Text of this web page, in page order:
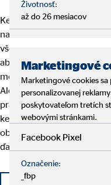
Keď u nás začínate,
našich školení pre
všetko, čo budete pre
absolventov vysokých škôl
môžu aplikovať svoje
Alebo chcete po dlhšej
práce? Žiaden problém! U
kedy, kde a koľko chcete
oblasti financií, ktorí vo
ďalšie možnosti rozvoja.
Životnosť:
až do 26 mesiacov
Marketingové
Marketingové cookies
personalizovanej
poskytovateľom tretích
webovými stránkami.
Facebook Pixel
Označenie:
_fbp